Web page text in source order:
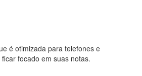
é otimizada para telefones e
focado em suas notas.